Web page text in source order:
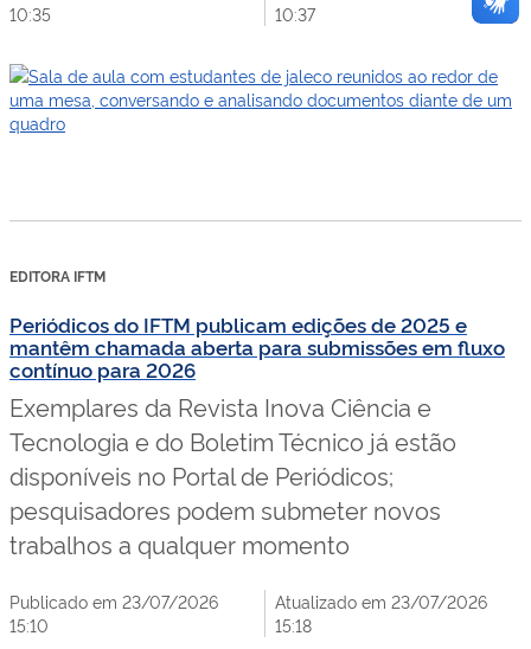
10:35
10:37
EDITORA IFTM
Periódicos do IFTM publicam edições de 2025 e
mantêm chamada aberta para submissões em fluxo
contínuo para 2026
Exemplares da Revista Inova Ciência e
Tecnologia e do Boletim Técnico já estão
disponíveis no Portal de Periódicos;
pesquisadores podem submeter novos
trabalhos a qualquer momento
Publicado em 23/07/2026
15:10
Atualizado em 23/07/2026
15:18